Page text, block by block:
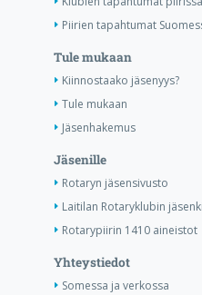
Piirien tapahtumat
Tule mukaan
Kiinnostaako jäsenyys?
Tule mukaan
Jäsenhakemus
Jäsenille
Rotaryn jäsensivusto
Laitilan Rotaryklubin
Rotarypiirin 1410 aineistot
Yhteystiedot
Somessa ja verkossa